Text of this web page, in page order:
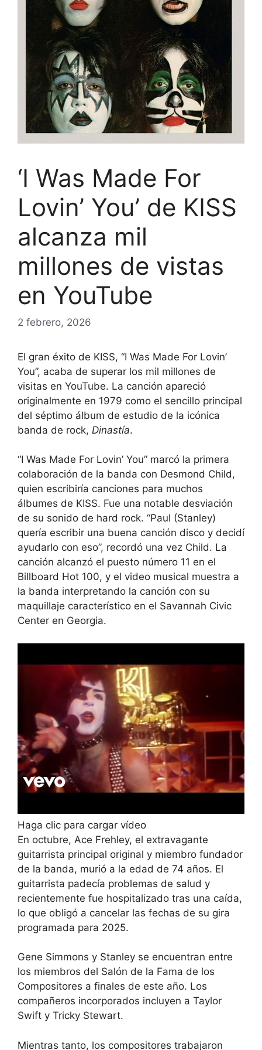
‘I Was Made For
Lovin’ You’ de KISS
alcanza mil
millones de vistas
en YouTube
2 febrero, 2026
El gran éxito de KISS, “I Was Made For Lovin’
You”, acaba de superar los mil millones de
visitas en YouTube. La canción apareció
originalmente en 1979 como el sencillo principal
del séptimo álbum de estudio de la icónica
banda de rock, Dinastía.
“I Was Made For Lovin’ You” marcó la primera
colaboración de la banda con Desmond Child,
quien escribiría canciones para muchos
álbumes de KISS. Fue una notable desviación
de su sonido de hard rock. “Paul (Stanley)
quería escribir una buena canción disco y decidí
ayudarlo con eso”, recordó una vez Child. La
canción alcanzó el puesto número 11 en el
Billboard Hot 100, y el video musical muestra a
la banda interpretando la canción con su
maquillaje característico en el Savannah Civic
Center en Georgia.
Haga clic para cargar vídeo
En octubre, Ace Frehley, el extravagante
guitarrista principal original y miembro fundador
de la banda, murió a la edad de 74 años. El
guitarrista padecía problemas de salud y
recientemente fue hospitalizado tras una caída,
lo que obligó a cancelar las fechas de su gira
programada para 2025.
Gene Simmons y Stanley se encuentran entre
los miembros del Salón de la Fama de los
Compositores a finales de este año. Los
compañeros incorporados incluyen a Taylor
Swift y Tricky Stewart.
Mientras tanto, los compositores trabajaron